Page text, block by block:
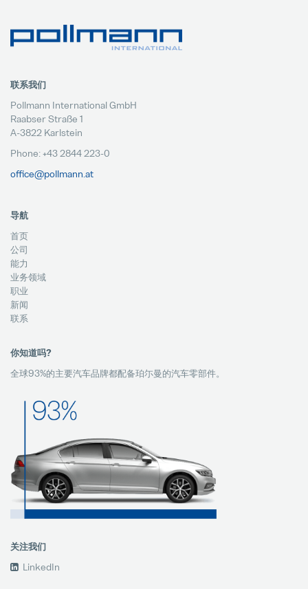
联系我们
Pollmann International GmbH
Raabser Straße 1
A-3822 Karlstein
Phone: +43 2844 223-0
office@pollmann.at
导航
首页
公司
能力
业务领域
职业
新闻
联系
你知道吗?
全球93%的主要汽车品牌都配备珀尓曼的汽车零部件。
关注我们
LinkedIn